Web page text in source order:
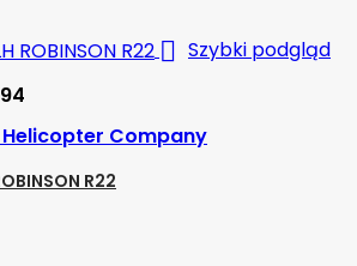
 Szybki podgląd
Helicopter Company
R22